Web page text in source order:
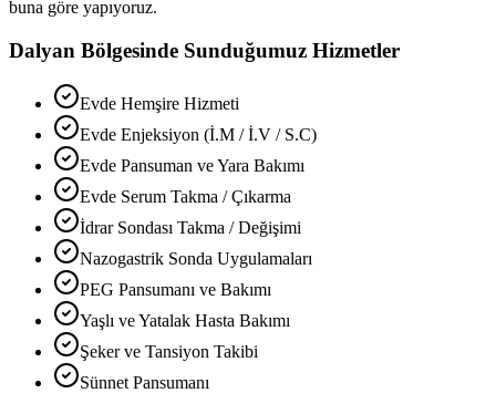
buna göre yapıyoruz.
Dalyan Bölgesinde Sunduğumuz Hizmetler
Evde Hemşire Hizmeti
Evde Enjeksiyon (İ.M / İ.V / S.C)
Evde Pansuman ve Yara Bakımı
Evde Serum Takma / Çıkarma
İdrar Sondası Takma / Değişimi
Nazogastrik Sonda Uygulamaları
PEG Pansumanı ve Bakımı
Yaşlı ve Yatalak Hasta Bakımı
Şeker ve Tansiyon Takibi
Sünnet Pansumanı